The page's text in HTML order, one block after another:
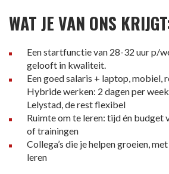
WAT JE VAN ONS
Een startfunctie van 28-32 uur p/
gelooft in kwaliteit.
Een goed salaris + laptop, mobiel,
Hybride werken: 2 dagen per
Lelystad, de rest flexibel
Ruimte om te leren: tijd én budget
of trainingen
Collega’s die je helpen groeien,
leren